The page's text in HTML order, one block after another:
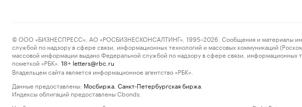
© ООО «БИЗНЕСПРЕСС», АО «РОСБИЗНЕСКОНСАЛТИНГ», 1995–2026. Сообщения и материалы
службой по надзору в сфере связи, информационных технологий и массовых коммуникаций
массовой информации выдано Федеральной службой по надзору в сфере связи,
пометкой «РБК».
18+ letters@rbc.ru
Владельцем сайта является информационное агентство «РБК».
Данные предоставлены: Мосбиржа Санкт-Петербургская биржа
Индексы облигаций предоставлены Cbonds.